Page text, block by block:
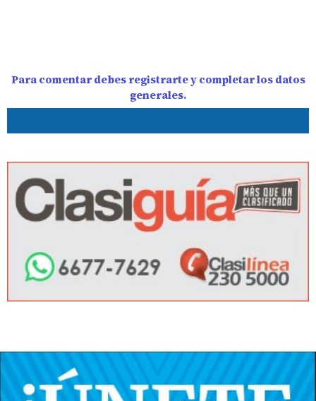
Para comentar debes registrarte y completar los datos
generales.